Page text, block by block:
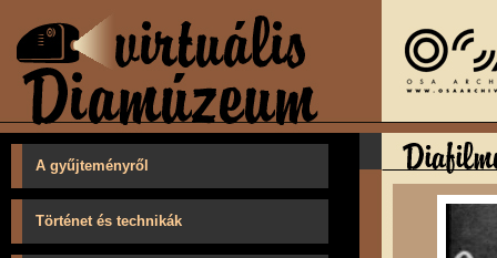
A gyűjteményről
Történet és technikák